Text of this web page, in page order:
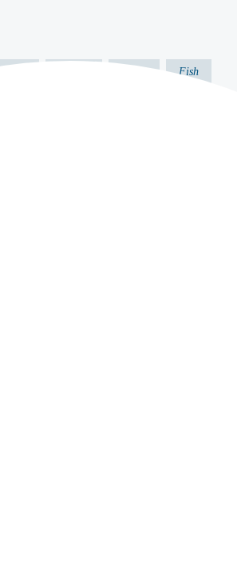
Fish